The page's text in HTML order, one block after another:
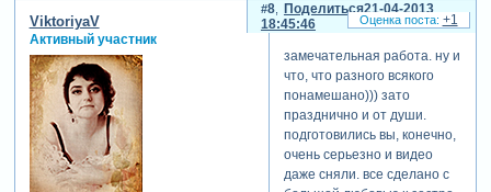
Поделиться
8
21-04-2013
18:45:46
ViktoriyaV
Активный участник
замечательная работа. ну и
что, что разного всякого
понамешано))) зато
празднично и от души.
подготовились вы, конечно,
очень серьезно и видео
даже сняли. все сделано с
+1